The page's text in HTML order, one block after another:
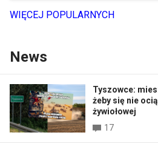
WIĘCEJ POPULARNYCH
News
Tyszowce:
żeby się nie
żywiołowej
17